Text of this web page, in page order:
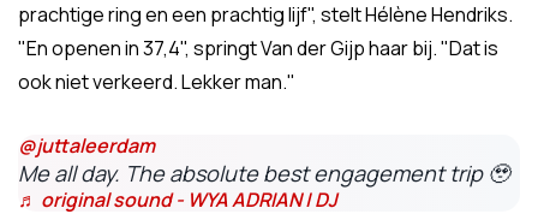
prachtige ring en een prachtig lijf", stelt Hélène Hendriks.
"En openen in 37,4", springt Van der Gijp haar bij. "Dat is
ook niet verkeerd. Lekker man."
@juttaleerdam
Me all day. The absolute best engagement trip 🥹
♬ original sound - WYA ADRIAN | DJ